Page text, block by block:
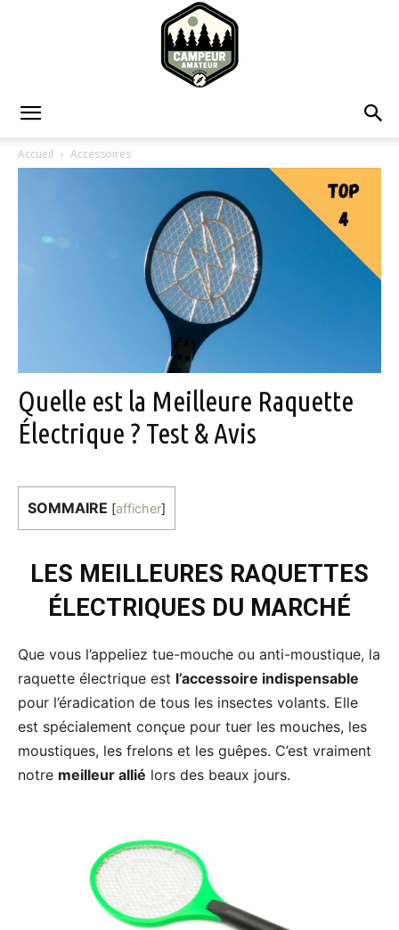
Amateur
Accueil Accessoires
Quelle est la Meilleure Raquette
Électrique ? Test & Avis
SOMMAIRE [afficher]
LES MEILLEURES RAQUETTES
ÉLECTRIQUES DU MARCHÉ
Que vous l’appeliez tue-mouche ou anti-moustique, la
raquette électrique est l’accessoire indispensable
pour l’éradication de tous les insectes volants. Elle
est spécialement conçue pour tuer les mouches, les
moustiques, les frelons et les guêpes. C’est vraiment
notre meilleur allié lors des beaux jours.